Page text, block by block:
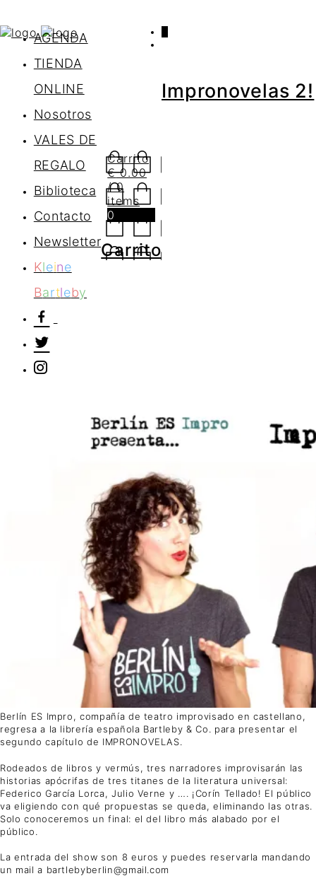
AGENDA
TIENDA
ONLINE
Nosotros
VALES DE
REGALO
Biblioteca
Contacto
Newsletter
Kleine
Bartleby
Carrito
€0.00
/ 0
items
0
Carrito
Impronovelas 2!
Berlín ES Impro, compañía de teatro improvisado en castellano,
regresa a la librería española Bartleby & Co. para presentar el
segundo capítulo de IMPRONOVELAS.
Rodeados de libros y vermús, tres narradores improvisarán las
historias apócrifas de tres titanes de la literatura universal:
Federico García Lorca, Julio Verne y …. ¡Corín Tellado! El público
va eligiendo con qué propuestas se queda, eliminando las otras.
Solo conoceremos un final: el del libro más alabado por el
público.
La entrada del show son 8 euros y puedes reservarla mandando
un mail a bartlebyberlin@gmail.com